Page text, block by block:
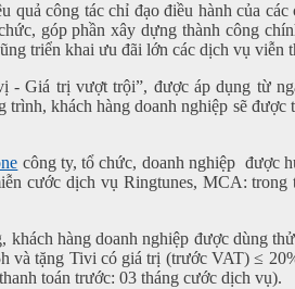
quả công tác chỉ đạo điều hành của
góp phần xây dựng thành công
triển khai ưu đãi lớn các dịch vụ
- Giá trị vượt trội”, được áp dụng từ
trình, khách hàng doanh nghiệp sẽ
công ty, tổ chức, doanh nghiệp được
cước dịch vụ Ringtunes, MCA:
khách hàng doanh nghiệp được dùng
và tặng Tivi có giá trị (trước VAT) ≤
toán trước: 03 tháng cước dịch vụ).